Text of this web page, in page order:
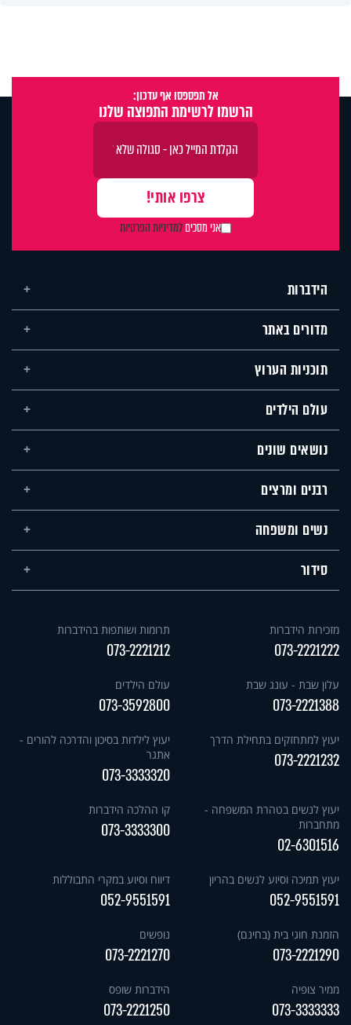
אל תפספסו אף עדכון:
הרשמו לרשימת התפוצה שלנו
אני מסכיםלמדיניות הפרטיות
הידברות
מדורים באתר
תוכניות הערוץ
עולם הילדים
נושאים שונים
רבנים ומרצים
נשים ומשפחה
סידור
מזכירות הידברות
073-2221222
תרומות ושותפות בהידברות
073-2221212
עלון שבת - עונג שבת
073-2221388
עולם הילדים
073-3592800
יעוץ למתחזקים בתחילת הדרך
073-2221232
יעוץ לילדות בסיכון והדרכה להורים -
אתגר
073-3333320
יעוץ לנשים בטהרת המשפחה -
מתחברות
02-6301516
קו ההלכה הידברות
073-3333300
יעוץ תמיכה וסיוע לנשים בהריון
052-9551591
דיווח וסיוע במקרי התבוללות
052-9551591
הזמנת חוגי בית (בחינם)
073-2221290
נופשים
073-2221270
ממיר צופיה
073-3333333
הידברות שופס
073-2221250